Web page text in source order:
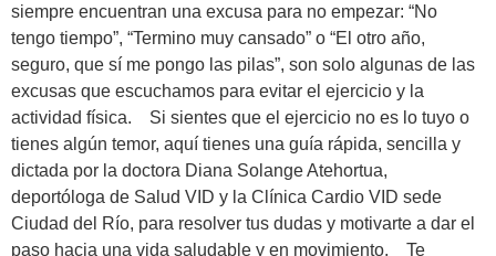
siempre encuentran una excusa para no empezar: “No
tengo tiempo”, “Termino muy cansado” o “El otro año,
seguro, que sí me pongo las pilas”, son solo algunas de las
excusas que escuchamos para evitar el ejercicio y la
actividad física. Si sientes que el ejercicio no es lo tuyo o
tienes algún temor, aquí tienes una guía rápida, sencilla y
dictada por la doctora Diana Solange Atehortua,
deportóloga de Salud VID y la Clínica Cardio VID sede
Ciudad del Río, para resolver tus dudas y motivarte a dar el
paso hacia una vida saludable y en movimiento. Te